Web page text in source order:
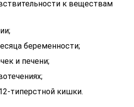
к веществам
беременности;
и печени;
типерстной кишки.